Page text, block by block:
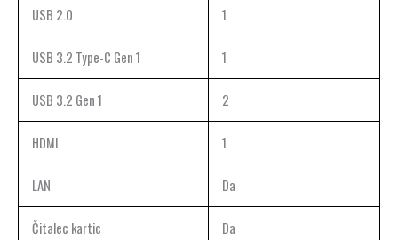
USB 2.0 1
USB 3.2 Type-C Gen 1 1
USB 3.2 Gen 1 2
HDMI 1
LAN Da
Čitalec kartic Da